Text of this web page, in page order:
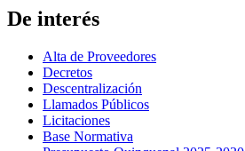
De interés
Alta de Proveedores
Decretos
Descentralización
Llamados Públicos
Licitaciones
Base Normativa